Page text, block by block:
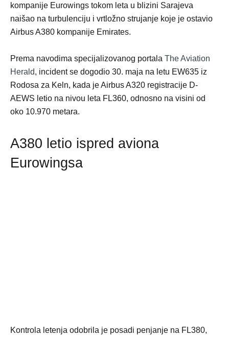
kompanije Eurowings tokom leta u blizini Sarajeva
naišao na turbulenciju i vrtložno strujanje koje je ostavio
Airbus A380 kompanije Emirates.
Prema navodima specijalizovanog portala The Aviation
Herald, incident se dogodio 30. maja na letu EW635 iz
Rodosa za Keln, kada je Airbus A320 registracije D-
AEWS letio na nivou leta FL360, odnosno na visini od
oko 10.970 metara.
A380 letio ispred aviona
Eurowingsa
Kontrola letenja odobrila je posadi penjanje na FL380,